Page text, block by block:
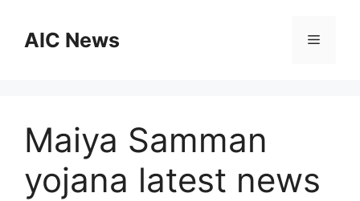
contentAIC News Menu
Maiya Samman
yojana latest news